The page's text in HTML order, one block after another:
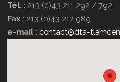
Agence de
Tél. : 213 (0)43 211 292 / 792
Fax : 213 (0)43 212 989
e-mail : contact@dta-